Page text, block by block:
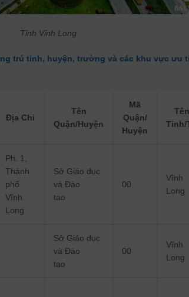
Tỉnh Vĩnh Long
trú tỉnh, huyện, trường và các khu vực ưu
Địa Chỉ
Tên
Quận/Huyện
Mã
Quận/
Huyện
Tên
Tỉnh/
Ph. 1,
Thành
phố
Vĩnh
Long
Sở Giáo dục
và Đào
tạo
00
Vĩnh
Long
Sở Giáo dục
và Đào
tạo
00
Vĩnh
Long